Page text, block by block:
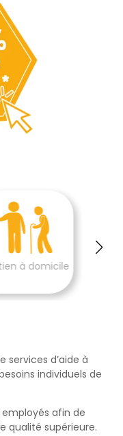
d’aide à
individuels de
afin de
qualité supérieure.